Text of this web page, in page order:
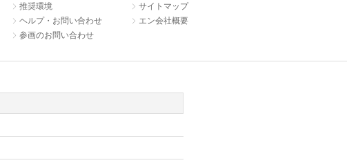
推奨環境
ヘルプ・お問い合わせ
参画のお問い合わせ
サイトマップ
エン会社概要